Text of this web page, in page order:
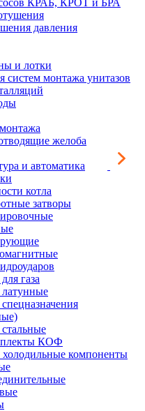
КРАБ, КРОТ и БРА
давления
и лотки
систем монтажа унитазов
желоба
и автоматика
котла
затворы
газа
КОФ
компоненты